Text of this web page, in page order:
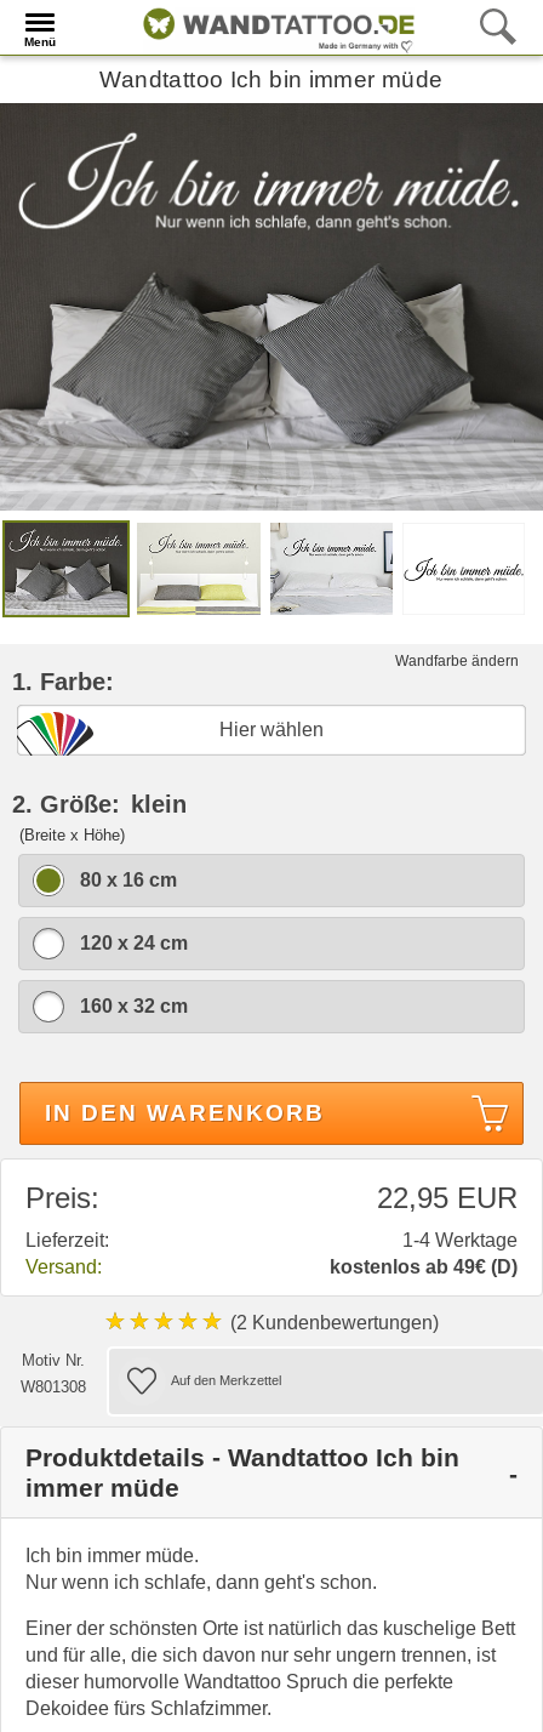
Menü
Wandtattoo Ich bin immer müde
Wandfarbe ändern
1. Farbe:
Hier wählen
2. Größe: klein
(Breite x Höhe)
80 x 16 cm
120 x 24 cm
160 x 32 cm
IN DEN WARENKORB
Preis: 22,95 EUR
Lieferzeit:
1-4 Werktage
Versand:
kostenlos ab 49€ (D)
★★★★★ (2 Kundenbewertungen)
Motiv Nr.
W801308
Produktdetails - Wandtattoo Ich bin
immer müde
Ich bin immer müde.
Nur wenn ich schlafe, dann geht's schon.
Einer der schönsten Orte ist natürlich das kuschelige Bett
und für alle, die sich davon nur sehr ungern trennen, ist
dieser humorvolle Wandtattoo Spruch die perfekte
Dekoidee fürs Schlafzimmer.